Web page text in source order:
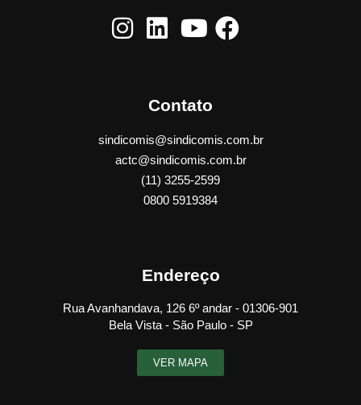
Contato
sindicomis@sindicomis.com.br
actc@sindicomis.com.br
(11) 3255-2599
0800 5919384
Endereço
Rua Avanhandava, 126 6º andar - 01306-901
Bela Vista - São Paulo - SP
VER MAPA